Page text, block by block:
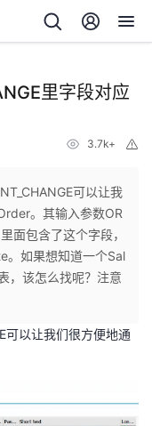
里字段对应
3.7k+
可以让我
。其输入参数OR
面包含了这个字段，
。如果想知道一个Sal
，该怎么找呢？注意
可以让我们很方便地通